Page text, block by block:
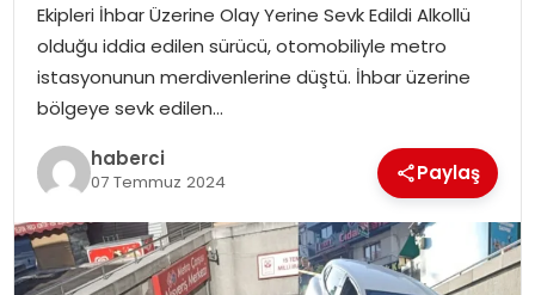
SPOR
TEKNOLOJI
YAŞAM
Ekipleri İhbar Üzerine Olay Yerine Sevk Edildi Alkollü
olduğu iddia edilen sürücü, otomobiliyle metro
istasyonunun merdivenlerine düştü. İhbar üzerine
bölgeye sevk edilen…
haberci
07 Temmuz 2024 Paylaş